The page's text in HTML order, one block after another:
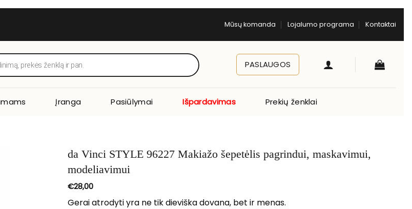
Mūsų komanda Lojalumo programa Kontaktai
PASLAUGOS
Įranga Pasiūlymai Išpardavimas Prekių ženklai
da Vinci STYLE 96227 Makiažo šepetėlis pagrindui, maskavimui,
modeliavimui
€28,00
Gerai atrodyti yra ne tik dieviška dovana, bet ir menas.